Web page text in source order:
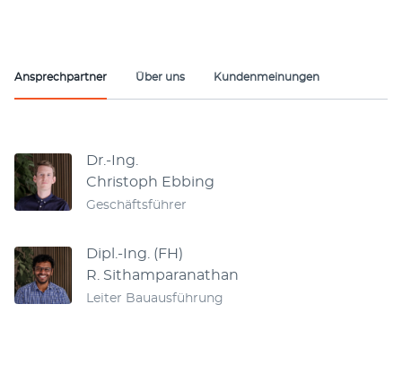
Ansprechpartner Über uns Kundenmeinungen
Dr.-Ing.
Christoph Ebbing
Geschäftsführer
Dipl.-Ing. (FH)
R. Sithamparanathan
Leiter Bauausführung